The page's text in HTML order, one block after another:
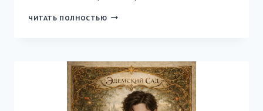
ЧИТАТЬ ПОЛНОСТЬЮ НИКОГДА